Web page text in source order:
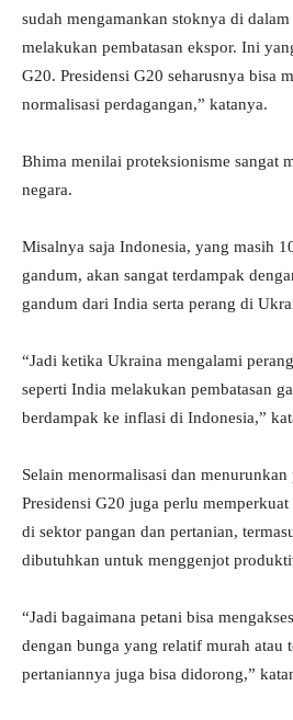
sudah mengamankan stoknya di
melakukan pembatasan ekspor. Ini
G20. Presidensi G20 seharusnya bisa
normalisasi perdagangan,” katanya.
Bhima menilai proteksionisme sangat
negara.
Misalnya saja Indonesia, yang masih
gandum, akan sangat terdampak
gandum dari India serta perang di
“Jadi ketika Ukraina mengalami
seperti India melakukan pembatasan
berdampak ke inflasi di Indonesia,”
Selain menormalisasi dan
Presidensi G20 juga perlu
di sektor pangan dan pertanian,
dibutuhkan untuk menggenjot
“Jadi bagaimana petani bisa
dengan bunga yang relatif murah atau
pertaniannya juga bisa didorong,”